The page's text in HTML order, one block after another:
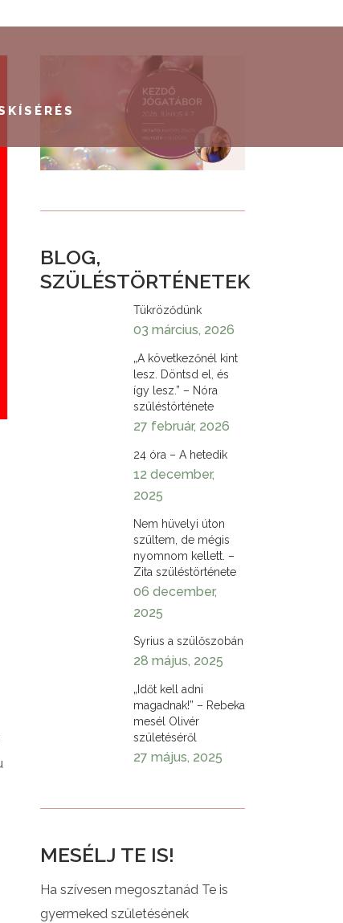
BLOG,
SZÜLÉSTÖRTÉNETEK
Tükröződünk
03 március, 2026
„A következőnél kint
lesz. Döntsd el, és
így lesz.” – Nóra
szüléstörténete
27 február, 2026
24 óra – A hetedik
12 december,
2025
Nem hüvelyi úton
szültem, de mégis
nyomnom kellett. –
Zita szüléstörténete
06 december,
2025
Syrius a szülőszobán
28 május, 2025
„Időt kell adni
magadnak!” – Rebeka
mesél Olivér
születéséről
27 május, 2025
MESÉLJ TE IS!
Ha szívesen megosztanád Te is
gyermeked születésének